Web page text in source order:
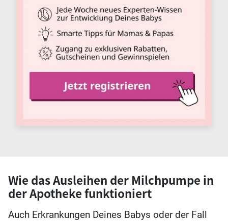
Wie das Ausleihen der Milchpumpe in
der Apotheke funktioniert
Auch Erkrankungen Deines Babys oder der Fall